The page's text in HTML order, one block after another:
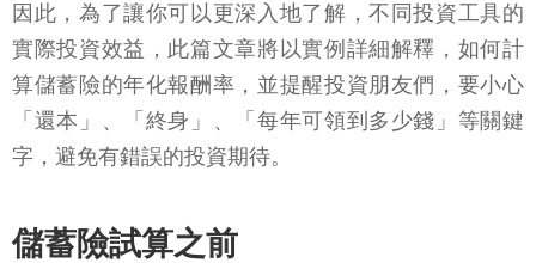
因此，為了讓你可以更深入地了解，不同投資工具的
實際投資效益，此篇文章將以實例詳細解釋，如何計
算儲蓄險的年化報酬率，並提醒投資朋友們，要小心
「還本」、「終身」、「每年可領到多少錢」等關鍵
字，避免有錯誤的投資期待。
儲蓄險試算之前